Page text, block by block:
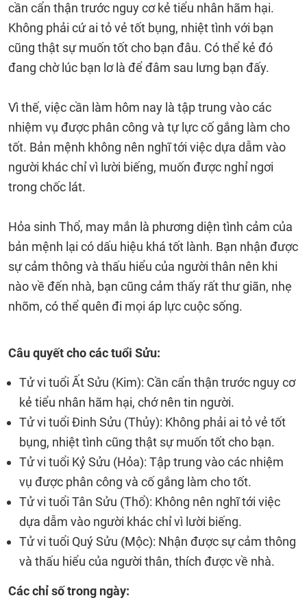
cần cẩn thận trước nguy cơ kẻ tiểu nhân hãm hại.
Không phải cứ ai tỏ vẻ tốt bụng, nhiệt tình với bạn
cũng thật sự muốn tốt cho bạn đâu. Có thể kẻ đó
đang chờ lúc bạn lơ là để đâm sau lưng bạn đấy.
Vì thế, việc cần làm hôm nay là tập trung vào các
nhiệm vụ được phân công và tự lực cố gắng làm cho
tốt. Bản mệnh không nên nghĩ tới việc dựa dẫm vào
người khác chỉ vì lười biếng, muốn được nghỉ ngơi
trong chốc lát.
Hỏa sinh Thổ, may mắn là phương diện tình cảm của
bản mệnh lại có dấu hiệu khá tốt lành. Bạn nhận được
sự cảm thông và thấu hiểu của người thân nên khi
nào về đến nhà, bạn cũng cảm thấy rất thư giãn, nhẹ
nhõm, có thể quên đi mọi áp lực cuộc sống.
Câu quyết cho các tuổi Sửu:
Tử vi tuổi Ất Sửu (Kim): Cần cẩn thận trước nguy cơ
kẻ tiểu nhân hãm hại, chớ nên tin người.
Tử vi tuổi Đinh Sửu (Thủy): Không phải ai tỏ vẻ tốt
bụng, nhiệt tình cũng thật sự muốn tốt cho bạn.
Tử vi tuổi Kỷ Sửu (Hỏa): Tập trung vào các nhiệm
vụ được phân công và cố gắng làm cho tốt.
Tử vi tuổi Tân Sửu (Thổ): Không nên nghĩ tới việc
dựa dẫm vào người khác chỉ vì lười biếng.
Tử vi tuổi Quý Sửu (Mộc): Nhận được sự cảm thông
và thấu hiểu của người thân, thích được về nhà.
Các chỉ số trong ngày: